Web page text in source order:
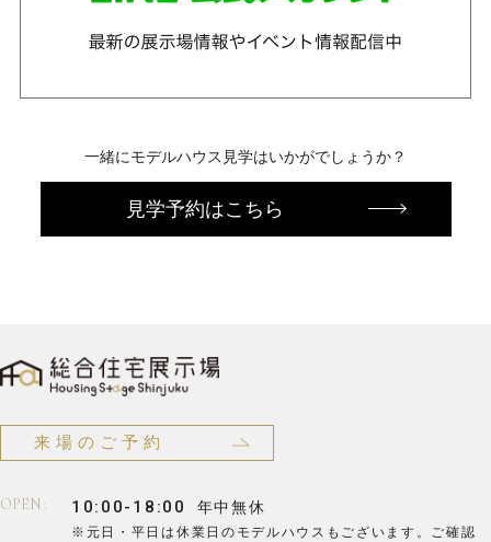
一緒にモデルハウス見学はいかがでしょうか？
見学予約はこちら
来場のご予約
OPEN : 10:00-18:00 年中無休
※元日・平日は休業日のモデルハウスもございます。
ご確認